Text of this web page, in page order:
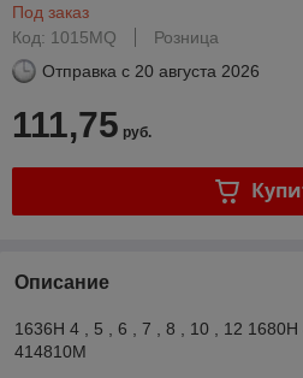
Под заказ
Код: 1015MQ
Розница
Отправка с 20 августа 2026
111,75 руб.
Описание
1636H 4 , 5 , 6 , 7 , 8 , 10 , 12
414810M